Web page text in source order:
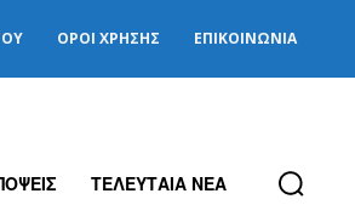
ΌΡΟΙ ΧΡΉΣΗΣ ΕΠΙΚΟΙΝΩΝΊΑ
ΤΕΛΕΥΤΑΙΑ ΝΕΑ